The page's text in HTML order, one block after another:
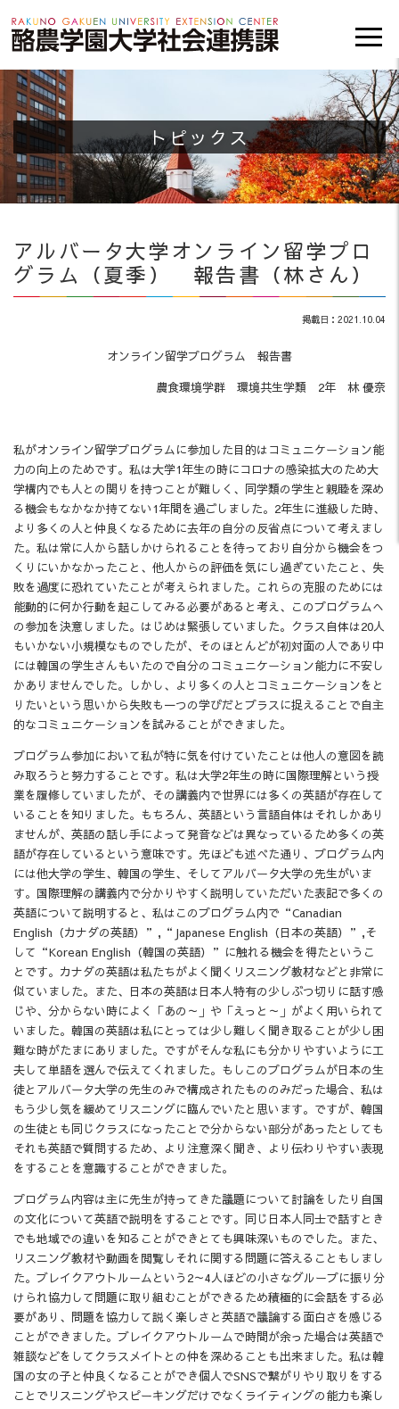
トピックス
アルバータ大学オンライン留学プロ
グラム（夏季） 報告書（林さん）
掲載日：2021.10.04
オンライン留学プログラム 報告書
農食環境学群 環境共生学類 2年 林 優奈
私がオンライン留学プログラムに参加した目的はコミュニケーション能
力の向上のためです。私は大学1年生の時にコロナの感染拡大のため大
学構内でも人との関りを持つことが難しく、同学類の学生と親睦を深め
る機会もなかなか持てない1年間を過ごしました。2年生に進級した時、
より多くの人と仲良くなるために去年の自分の反省点について考えまし
た。私は常に人から話しかけられることを待っており自分から機会をつ
くりにいかなかったこと、他人からの評価を気にし過ぎていたこと、失
敗を過度に恐れていたことが考えられました。これらの克服のためには
能動的に何か行動を起こしてみる必要があると考え、このプログラムへ
の参加を決意しました。はじめは緊張していました。クラス自体は20人
もいかない小規模なものでしたが、そのほとんどが初対面の人であり中
には韓国の学生さんもいたので自分のコミュニケーション能力に不安し
かありませんでした。しかし、より多くの人とコミュニケーションをと
りたいという思いから失敗も一つの学びだとプラスに捉えることで自主
的なコミュニケーションを試みることができました。
プログラム参加において私が特に気を付けていたことは他人の意図を読
み取ろうと努力することです。私は大学2年生の時に国際理解という授
業を履修していましたが、その講義内で世界には多くの英語が存在して
いることを知りました。もちろん、英語という言語自体はそれしかあり
ませんが、英語の話し手によって発音などは異なっているため多くの英
語が存在しているという意味です。先ほども述べた通り、プログラム内
には他大学の学生、韓国の学生、そしてアルバータ大学の先生がいま
す。国際理解の講義内で分かりやすく説明していただいた表記で多くの
英語について説明すると、私はこのプログラム内で“Canadian
English（カナダの英語）”,“Japanese English（日本の英語）”,そ
して“Korean English（韓国の英語）”に触れる機会を得たというこ
とです。カナダの英語は私たちがよく聞くリスニング教材などと非常に
似ていました。また、日本の英語は日本人特有の少しぶつ切りに話す感
じや、分からない時によく「あの～」や「えっと～」がよく用いられて
いました。韓国の英語は私にとっては少し難しく聞き取ることが少し困
難な時がたまにありました。ですがそんな私にも分かりやすいように工
夫して単語を選んで伝えてくれました。もしこのプログラムが日本の生
徒とアルバータ大学の先生のみで構成されたもののみだった場合、私は
もう少し気を緩めてリスニングに臨んでいたと思います。ですが、韓国
の生徒とも同じクラスになったことで分からない部分があったとしても
それも英語で質問するため、より注意深く聞き、より伝わりやすい表現
をすることを意識することができました。
プログラム内容は主に先生が持ってきた議題について討論をしたり自国
の文化について英語で説明をすることです。同じ日本人同士で話すとき
でも地域での違いを知ることができとても興味深いものでした。また、
リスニング教材や動画を閲覧しそれに関する問題に答えることもしまし
た。ブレイクアウトルームという2～4人ほどの小さなグループに振り分
けられ協力して問題に取り組むことができるため積極的に会話をする必
要があり、問題を協力して説く楽しさと英語で議論する面白さを感じる
ことができました。ブレイクアウトルームで時間が余った場合は英語で
雑談などをしてクラスメイトとの仲を深めることも出来ました。私は韓
国の女の子と仲良くなることができ個人でSNSで繋がりやり取りをする
ことでリスニングやスピーキングだけでなくライティングの能力も楽し